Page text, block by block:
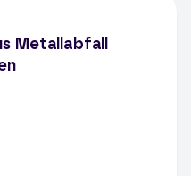
Metallabfall